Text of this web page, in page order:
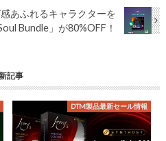
あふれるキャラクターを
Bundle」が80%OFF！
記事
DTM製品最新セール情報